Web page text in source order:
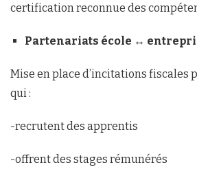
certification reconnue des
Partenariats école ↔
Mise en place d’incitations fiscales
qui :
-recrutent des apprentis
-offrent des stages rémunérés